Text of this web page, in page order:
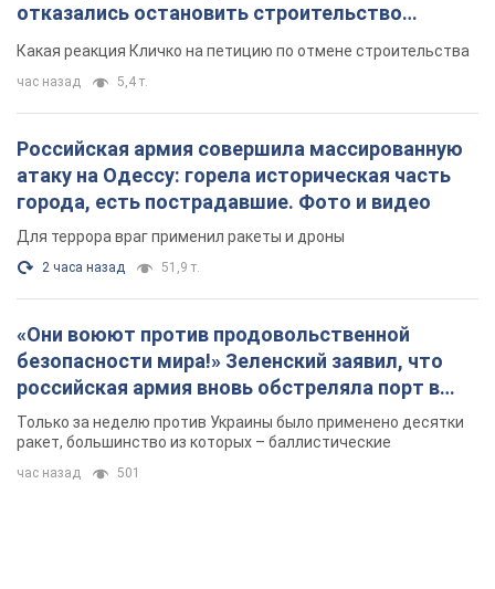
отказались остановить строительство
небоскреба "московского верующего"
Какая реакция Кличко на петицию по отмене строительства
час назад 5,4 т.
Российская армия совершила массированную
атаку на Одессу: горела историческая часть
города, есть пострадавшие. Фото и видео
Для террора враг применил ракеты и дроны
2 часа назад 51,9 т.
«Они воюют против продовольственной
безопасности мира!» Зеленский заявил, что
российская армия вновь обстреляла порт в
Одессе
Только за неделю против Украины было применено десятки
ракет, большинство из которых – баллистические
час назад 501